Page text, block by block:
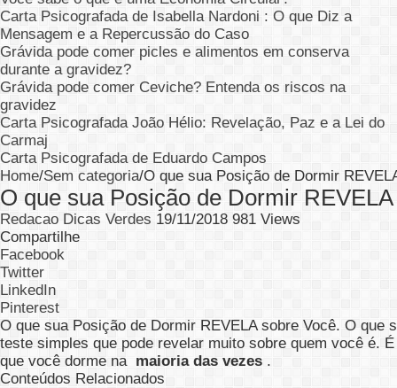
Carta Psicografada de Isabella Nardoni : O que Diz a
Mensagem e a Repercussão do Caso
Grávida pode comer picles e alimentos em conserva
durante a gravidez?
Grávida pode comer Ceviche? Entenda os riscos na
gravidez
Carta Psicografada João Hélio: Revelação, Paz e a Lei do
Carmaj
Carta Psicografada de Eduardo Campos
Home/Sem categoria/O que sua Posição de Dormir
O que sua Posição de Dormir
Redacao Dicas Verdes 19/11/2018 981 Views
Compartilhe
Facebook
Twitter
LinkedIn
Pinterest
O que sua Posição de Dormir REVELA sobre Você. O
teste simples que pode revelar muito sobre quem você é.
que você dorme na maioria das vezes .
Conteúdos Relacionados